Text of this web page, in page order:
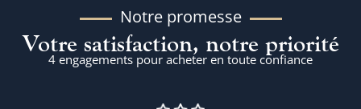
Notre promesse
Votre satisfaction, notre priorité
4 engagements pour acheter en toute confiance